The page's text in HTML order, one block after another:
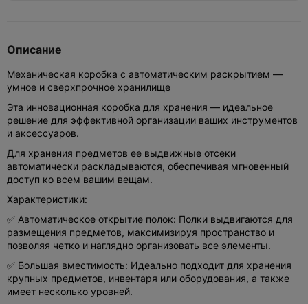
Описание
Механическая коробка с автоматическим раскрытием —
умное и сверхпрочное хранилище
Эта инновационная коробка для хранения — идеальное
решение для эффективной организации ваших инструментов
и аксессуаров.
Для хранения предметов ее выдвижные отсеки
автоматически раскладываются, обеспечивая мгновенный
доступ ко всем вашим вещам.
Характеристики:
✅ Автоматическое открытие полок: Полки выдвигаются для
размещения предметов, максимизируя пространство и
позволяя четко и наглядно организовать все элементы.
✅ Большая вместимость: Идеально подходит для хранения
крупных предметов, инвентаря или оборудования, а также
имеет несколько уровней.